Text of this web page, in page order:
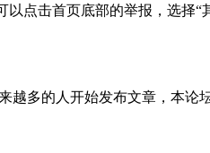
点击首页底部的举报，选择
多的人开始发布文章，本